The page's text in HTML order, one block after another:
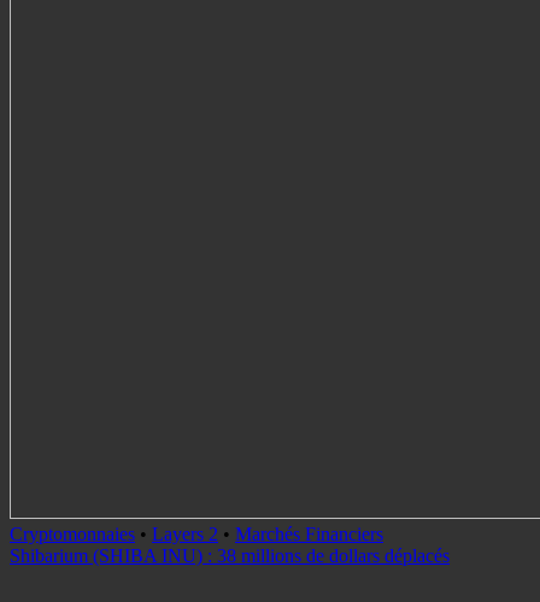
Cryptomonnaies • Layers 2 • Marchés Financiers
Shibarium (SHIBA INU) : 38 millions de dollars déplacés